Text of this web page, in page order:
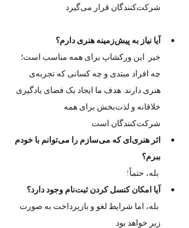
شرکت‌کنندگان قرار می‌گیرد
آیا نیاز به پیش‌زمینه هنری دارم؟
خیر. این ورکشاپ برای همه مناسب است؛
چه افراد مبتدی و چه کسانی که تجربه‌ی
هنری دارند. هدف ما ایجاد یک فضای یادگیری
خلاقانه و لذت‌بخش برای همه
شرکت‌کنندگان است
اثر هنری‌ای که می‌سازم را می‌توانم با خودم
ببرم؟
بله، حتماً!
آیا امکان کنسل کردن ثبت‌نام وجود دارد؟
بله، اما شرایط لغو و بازپرداخت به صورت
زیر خواهد بود